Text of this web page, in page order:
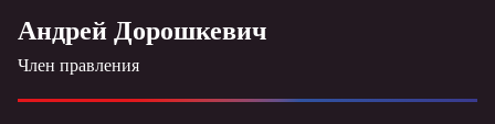
Андрей Дорошкевич
Член правления